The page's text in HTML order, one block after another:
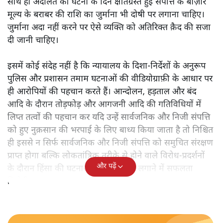
मूल्य के बराबर की राशि का जुर्माना भी दोषी पर लगाना चाहिए।
जुर्माना अदा नहीं करने पर ऐसे व्यक्ति को अतिरिक्त क़ैद की सजा
दी जानी चाहिए।
इसमें कोई संदेह नहीं है कि न्यायालय के दिशा-निर्देशों के अनुरूप
पुलिस और प्रशासन तमाम घटनाओं की वीडियोग्राफ़ी के आधार पर
ही आरोपियों की पहचान करते हैं। आन्दोलन, हड़ताल और बंद
आदि के दौरान तोड़फोड़ और आगजनी आदि की गतिविधियों में
लिप्त तत्वों की पहचान कर यदि उन्हें सार्वजनिक और निजी संपत्ति
को हुए नुक़सान की भरपाई के लिए बाध्य किया जाता है तो निश्चित
ही इससे न सिर्फ सार्वजनिक और निजी संपत्ति को समुचित संरक्षण
प्राप्त होगा बल्कि लोकतांत्रिक तरीक़े से होने वाले विरोध-प्रदर्शनों
के दौरान हिंसा की घटनाओं पर भी अंकुश लगाने में सफलता
मिलेगी।
और पढ़ें